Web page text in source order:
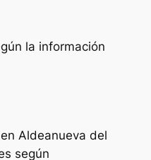
la información
Aldeanueva del
según